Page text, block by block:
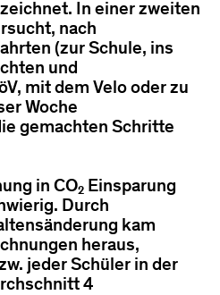
In einer zweiten
nach
(zur Schule, ins
und
mit dem Velo oder zu
Woche
gemachten Schritte
in CO₂ Einsparung
Durch
kam
heraus,
jeder Schüler in der
4